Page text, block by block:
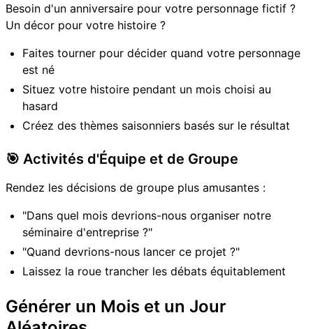
Besoin d'un anniversaire pour votre personnage fictif ?
Un décor pour votre histoire ?
Faites tourner pour décider quand votre personnage
est né
Situez votre histoire pendant un mois choisi au
hasard
Créez des thèmes saisonniers basés sur le résultat
🎯 Activités d'Équipe et de Groupe
Rendez les décisions de groupe plus amusantes :
"Dans quel mois devrions-nous organiser notre
séminaire d'entreprise ?"
"Quand devrions-nous lancer ce projet ?"
Laissez la roue trancher les débats équitablement
Générer un Mois et un Jour